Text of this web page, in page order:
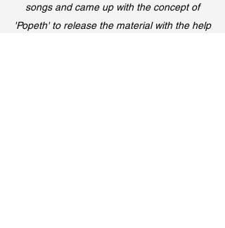
songs and came up with the concept of
'Popeth' to release the material with the help